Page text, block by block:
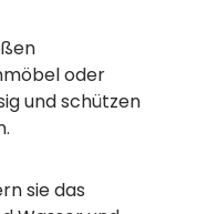
oder
und schützen
sie das